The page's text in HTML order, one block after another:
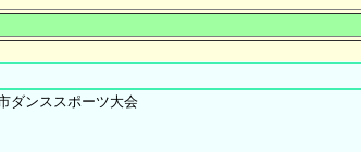
ダンススポーツ大会